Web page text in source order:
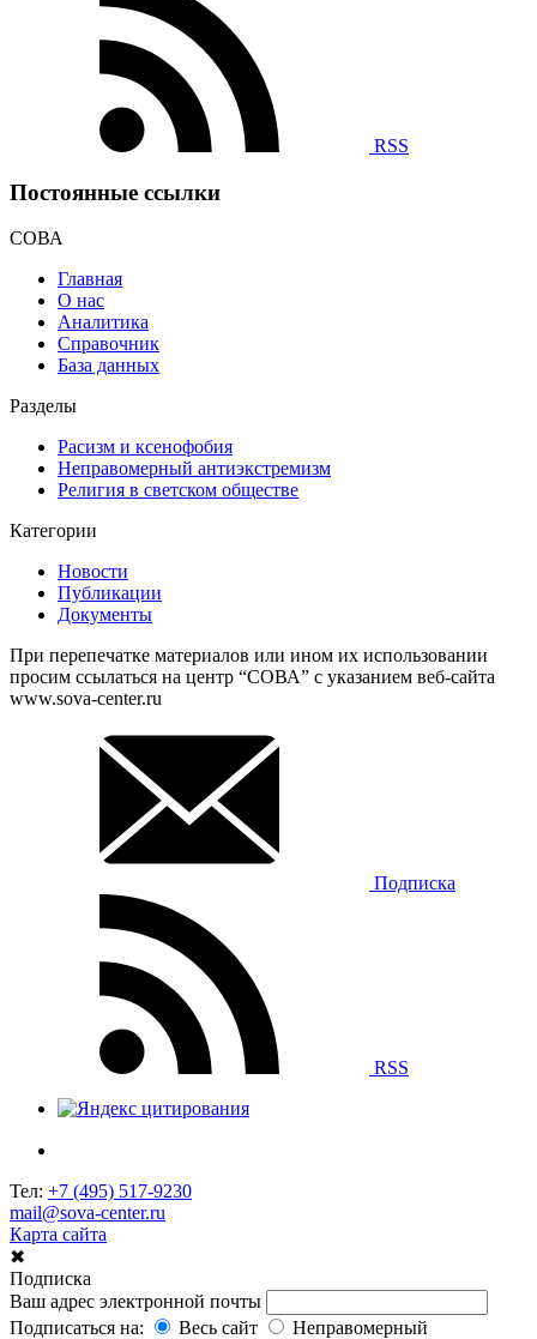
RSS
Постоянные ссылки
СОВА
Главная
О нас
Аналитика
Справочник
База данных
Разделы
Расизм и ксенофобия
Неправомерный антиэкстремизм
Религия в светском обществе
Категории
Новости
Публикации
Документы
При перепечатке материалов или ином их использовании
просим ссылаться на центр “СОВА” с указанием веб-сайта
www.sova-center.ru
Подписка
RSS
Тел: +7 (495) 517-9230
mail@sova-center.ru
Карта сайта
✖
Подписка
Ваш адрес электронной почты
Подписаться на:
Весь сайт Неправомерный